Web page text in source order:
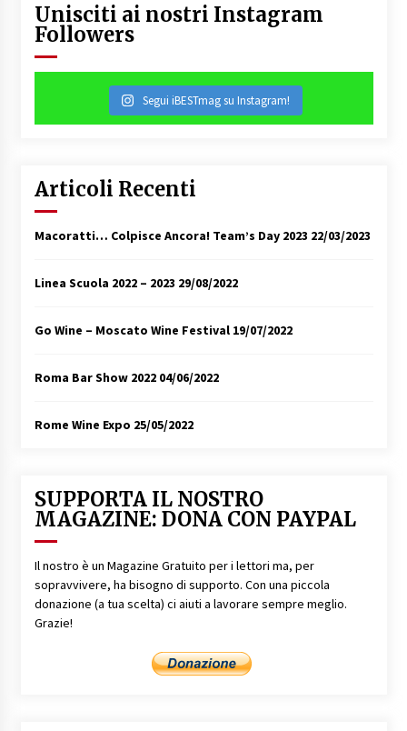
Unisciti ai nostri Instagram
Followers
Segui iBESTmag su Instagram!
Articoli Recenti
Macoratti… Colpisce Ancora! Team’s Day 2023 22/03/2023
Linea Scuola 2022 – 2023 29/08/2022
Go Wine – Moscato Wine Festival 19/07/2022
Roma Bar Show 2022 04/06/2022
Rome Wine Expo 25/05/2022
SUPPORTA IL NOSTRO
MAGAZINE: DONA CON PAYPAL
Il nostro è un Magazine Gratuito per i lettori ma, per
sopravvivere, ha bisogno di supporto. Con una piccola
donazione (a tua scelta) ci aiuti a lavorare sempre meglio.
Grazie!